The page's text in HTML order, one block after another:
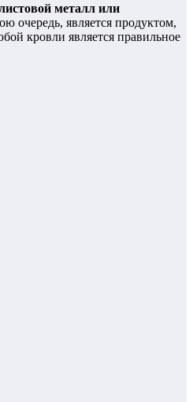
металл или
очередь, является продуктом,
кровли является правильное